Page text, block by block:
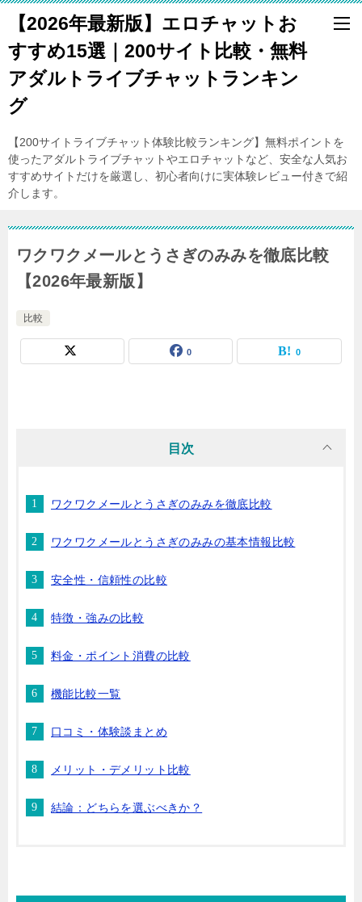
【2026年最新版】エロチャットお
すすめ15選｜200サイト比較・無料
アダルトライブチャットランキン
グ
【200サイトライブチャット体験比較ランキング】無料ポイントを
使ったアダルトライブチャットやエロチャットなど、安全な人気お
すすめサイトだけを厳選し、初心者向けに実体験レビュー付きで紹
介します。
ワクワクメールとうさぎのみみを徹底比較
【2026年最新版】
比較
0 0
目次
ワクワクメールとうさぎのみみを徹底比較
ワクワクメールとうさぎのみみの基本情報比較
安全性・信頼性の比較
特徴・強みの比較
料金・ポイント消費の比較
機能比較一覧
口コミ・体験談まとめ
メリット・デメリット比較
結論：どちらを選ぶべきか？